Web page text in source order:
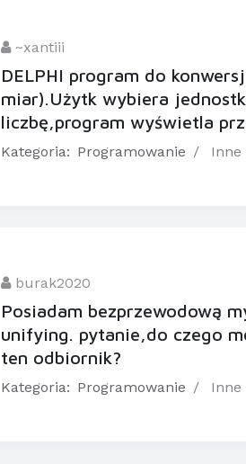
~xantiii
DELPHI program do
miar).Użytk wybiera
liczbę,program wyświetla
Kategoria: Programowanie Inne
burak2020
Posiadam bezprzewodową
unifying. pytanie,do czego
ten odbiornik?
Kategoria: Programowanie Inne